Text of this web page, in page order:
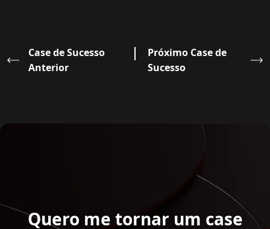
Case de Sucesso
Anterior
Próximo Case de
Sucesso
Quero me tornar um case